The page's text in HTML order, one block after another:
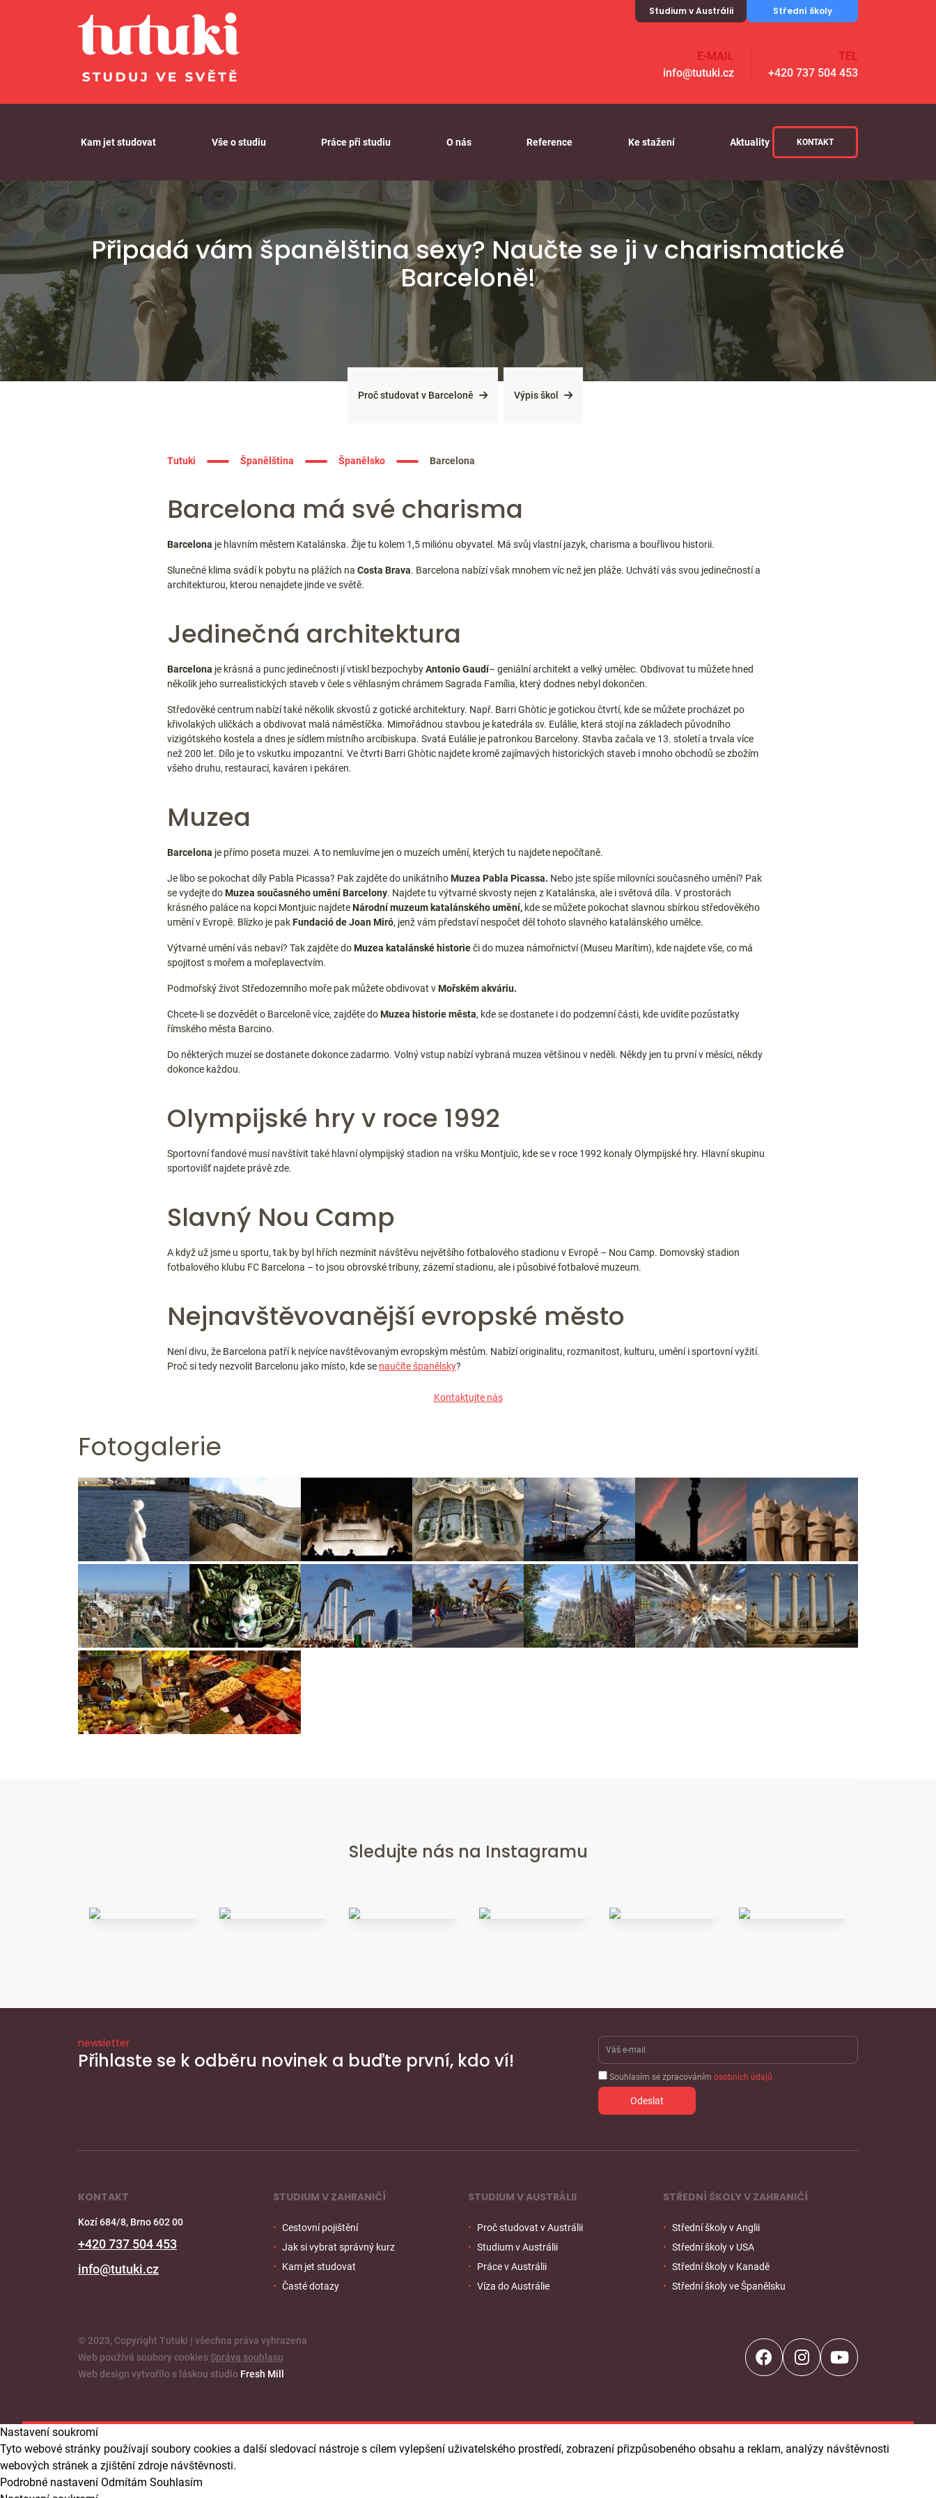
Studium v Austrálii Střední školy
E-MAIL
info@tutuki.cz
TEL
+420 737 504 453
Kam jet studovat Vše o studiu Práce při studiu O nás Reference Ke stažení Aktuality KONTAKT
Připadá vám španělština sexy? Naučte se ji v charismatické
Barceloně!
Proč studovat v Barceloně Výpis škol
Tutuki Španělština Španělsko Barcelona
Barcelona má své charisma
Barcelona je hlavním městem Katalánska. Žije tu kolem 1,5 miliónu obyvatel. Má svůj vlastní jazyk, charisma a bouřlivou historii.
Slunečné klima svádí k pobytu na plážích na Costa Brava. Barcelona nabízí však mnohem víc než jen pláže. Uchvátí vás svou jedinečností a
architekturou, kterou nenajdete jinde ve světě.
Jedinečná architektura
Barcelona je krásná a punc jedinečnosti jí vtiskl bezpochybyAntonio Gaudí– geniální architekt a velký umělec. Obdivovat tu můžete hned
několik jeho surrealistických staveb v čele s věhlasným chrámem Sagrada Família, který dodnes nebyl dokončen.
Středověké centrum nabízí také několik skvostů z gotické architektury. Např. Barri Ghòtic je gotickou čtvrtí, kde se můžete procházet po
křivolakých uličkách a obdivovat malá náměstíčka. Mimořádnou stavbou je katedrála sv. Eulálie, která stojí na základech původního
vizigótského kostela a dnes je sídlem místního arcibiskupa. Svatá Eulálie je patronkou Barcelony. Stavba začala ve 13. století a trvala více
než 200 let. Dílo je to vskutku impozantní. Ve čtvrti Barri Ghòtic najdete kromě zajímavých historických staveb i mnoho obchodů se zbožím
všeho druhu, restaurací, kaváren i pekáren.
Muzea
Barcelona je přímo poseta muzei. A to nemluvíme jen o muzeích umění, kterých tu najdete nepočítaně.
Je libo se pokochat díly Pabla Picassa? Pak zajděte do unikátníhoMuzea Pabla Picassa. Nebo jste spíše milovníci současného umění? Pak
se vydejte doMuzea současného umění Barcelony. Najdete tu výtvarné skvosty nejen z Katalánska, ale i světová díla. V prostorách
krásného paláce na kopci Montjuic najdeteNárodní muzeum katalánského umění, kde se můžete pokochat slavnou sbírkou středověkého
umění v Evropě. Blízko je pakFundació de Joan Miró, jenž vám představí nespočet děl tohoto slavného katalánského umělce.
Výtvarné umění vás nebaví? Tak zajděte doMuzea katalánské historieči do muzea námořnictví (Museu Marítim), kde najdete vše, co má
spojitost s mořem a mořeplavectvím.
Podmořský život Středozemního moře pak můžete obdivovat vMořském akváriu.
Chcete-li se dozvědět o Barceloně více, zajděte doMuzea historie města, kde se dostanete i do podzemní části, kde uvidíte pozůstatky
římského města Barcino.
Do některých muzeí se dostanete dokonce zadarmo. Volný vstup nabízí vybraná muzea většinou v neděli. Někdy jen tu první v měsíci, někdy
dokonce každou.
Olympijské hry v roce 1992
Sportovní fandové musí navštívit také hlavní olympijský stadion na vršku Montjuïc, kde se v roce 1992 konaly Olympijské hry. Hlavní skupinu
sportovišť najdete právě zde.
Slavný Nou Camp
A když už jsme u sportu, tak by byl hřích nezmínit návštěvu největšího fotbalového stadionu v Evropě – Nou Camp. Domovský stadion
fotbalového klubu FC Barcelona – to jsou obrovské tribuny, zázemí stadionu, ale i působivé fotbalové muzeum.
Nejnavštěvovanější evropské město
Není divu, že Barcelona patří k nejvíce navštěvovaným evropským městům. Nabízí originalitu, rozmanitost, kulturu, umění i sportovní vyžití.
Proč si tedy nezvolit Barcelonu jako místo, kde se naučíte španělsky?
Kontaktujte nás
Fotogalerie
Sledujte nás na Instagramu
newsletter
Přihlaste se k odběru novinek a buďte první, kdo ví!
Souhlasím se zpracováním osobních údajů
KONTAKT
Kozí 684/8, Brno 602 00
+420 737 504 453
info@tutuki.cz
STUDIUM V ZAHRANIČÍ
Cestovní pojištění
Jak si vybrat správný kurz
Kam jet studovat
Časté dotazy
STUDIUM V AUSTRÁLII
Proč studovat v Austrálii
Studium v Austrálii
Práce v Austrálii
Víza do Austrálie
STŘEDNÍ ŠKOLY V ZAHRANIČÍ
Střední školy v Anglii
Střední školy v USA
Střední školy v Kanadě
Střední školy ve Španělsku
© 2023, Copyright Tutuki | všechna práva vyhrazena
Web používá soubory cookies Správa souhlasu
Web design vytvořilo s láskou studio Fresh Mill
Nastavení soukromí
Tyto webové stránky používají soubory cookies a další sledovací nástroje s cílem vylepšení uživatelského prostředí, zobrazení přizpůsobeného obsahu a reklam, analýzy návštěvnosti
webových stránek a zjištění zdroje návštěvnosti.
Podrobné nastavení Odmítám Souhlasím